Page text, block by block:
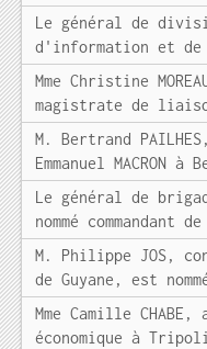
Le général de
d'information et de
Mme Christine
magistrate de
M. Bertrand
Emmanuel
Le général de
nommé
M. Philippe JOS,
de Guyane, est
Mme Camille
économique à Tripoli